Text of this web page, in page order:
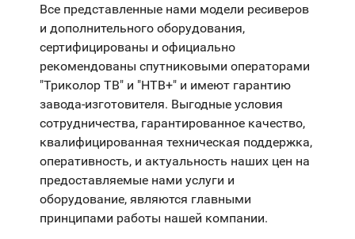
Все представленные нами модели ресиверов
и дополнительного оборудования,
сертифицированы и официально
рекомендованы спутниковыми операторами
"Триколор ТВ" и "НТВ+" и имеют гарантию
завода-изготовителя. Выгодные условия
сотрудничества, гарантированное качество,
квалифицированная техническая поддержка,
оперативность, и актуальность наших цен на
предоставляемые нами услуги и
оборудование, являются главными
принципами работы нашей компании.